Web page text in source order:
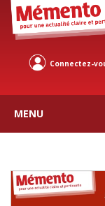
Connectez-
MENU